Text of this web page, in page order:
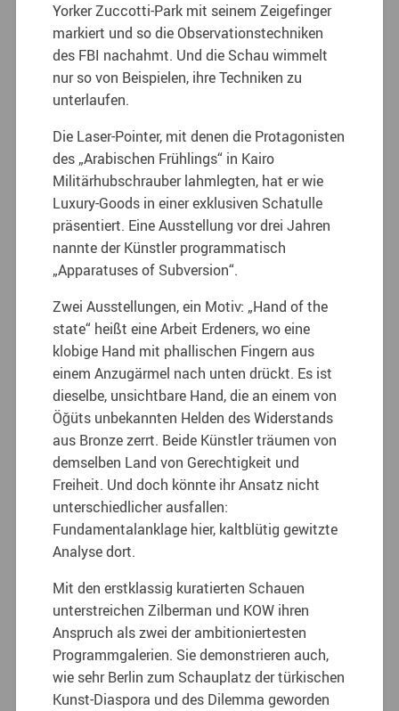
Yorker Zuccotti-Park mit seinem Zeigefinger
markiert und so die Observationstechniken
des FBI nachahmt. Und die Schau wimmelt
nur so von Beispielen, ihre Techniken zu
unterlaufen.
Die Laser-Pointer, mit denen die Protagonisten
des „Arabischen Frühlings“ in Kairo
Militärhubschrauber lahmlegten, hat er wie
Luxury-Goods in einer exklusiven Schatulle
präsentiert. Eine Ausstellung vor drei Jahren
nannte der Künstler programmatisch
„Apparatuses of Subversion“.
Zwei Ausstellungen, ein Motiv: „Hand of the
state“ heißt eine Arbeit Erdeners, wo eine
klobige Hand mit phallischen Fingern aus
einem Anzugärmel nach unten drückt. Es ist
dieselbe, unsichtbare Hand, die an einem von
Öğüts unbekannten Helden des Widerstands
aus Bronze zerrt. Beide Künstler träumen von
demselben Land von Gerechtigkeit und
Freiheit. Und doch könnte ihr Ansatz nicht
unterschiedlicher ausfallen:
Fundamentalanklage hier, kaltblütig gewitzte
Analyse dort.
Mit den erstklassig kuratierten Schauen
unterstreichen Zilberman und KOW ihren
Anspruch als zwei der ambitioniertesten
Programmgalerien. Sie demonstrieren auch,
wie sehr Berlin zum Schauplatz der türkischen
Kunst-Diaspora und des Dilemma geworden